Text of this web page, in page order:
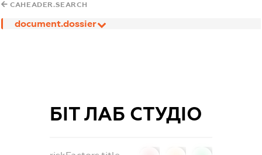
CAHEADER.SEARCH
document.dossier
БІТ ЛАБ СТУДІО